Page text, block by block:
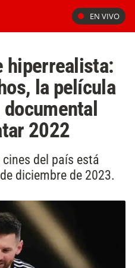
EN VIVO
hiperrealista:
la película
2022
del país está
diciembre de 2023.